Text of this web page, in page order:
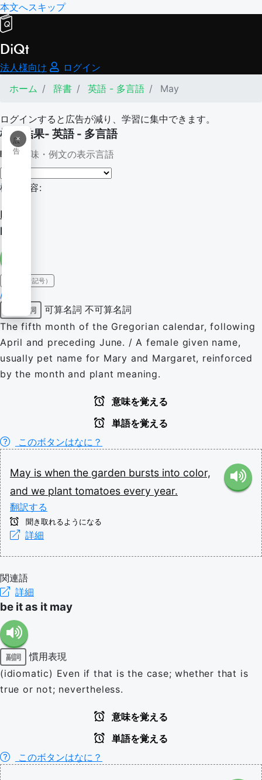
本文へスキップ
DiQt
法人様向け
ログイン
ホーム
辞書 英語 - 多言語 May
ログインすると広告が減り、学習に集中できます。
×
広
告
検索結果- 英語 - 多言語
意味・例文の表示言語
検索内容:
May
May
IPA（発音記号）
/meɪ/
固有名詞 可算名詞 不可算名詞
The fifth month of the Gregorian calendar, following
April and preceding June. / A female given name,
usually pet name for Mary and Margaret, reinforced
by the month and plant meaning.
意味を覚える
単語を覚える
このボタンはなに？
May is when the garden bursts into color,
and we plant tomatoes every year.
翻訳する
聞き取れるようになる
詳細
関連語
詳細
be it as it may
副詞
慣用表現
(idiomatic) Even if that is the case; whether that is
true or not; nevertheless.
意味を覚える
単語を覚える
このボタンはなに？